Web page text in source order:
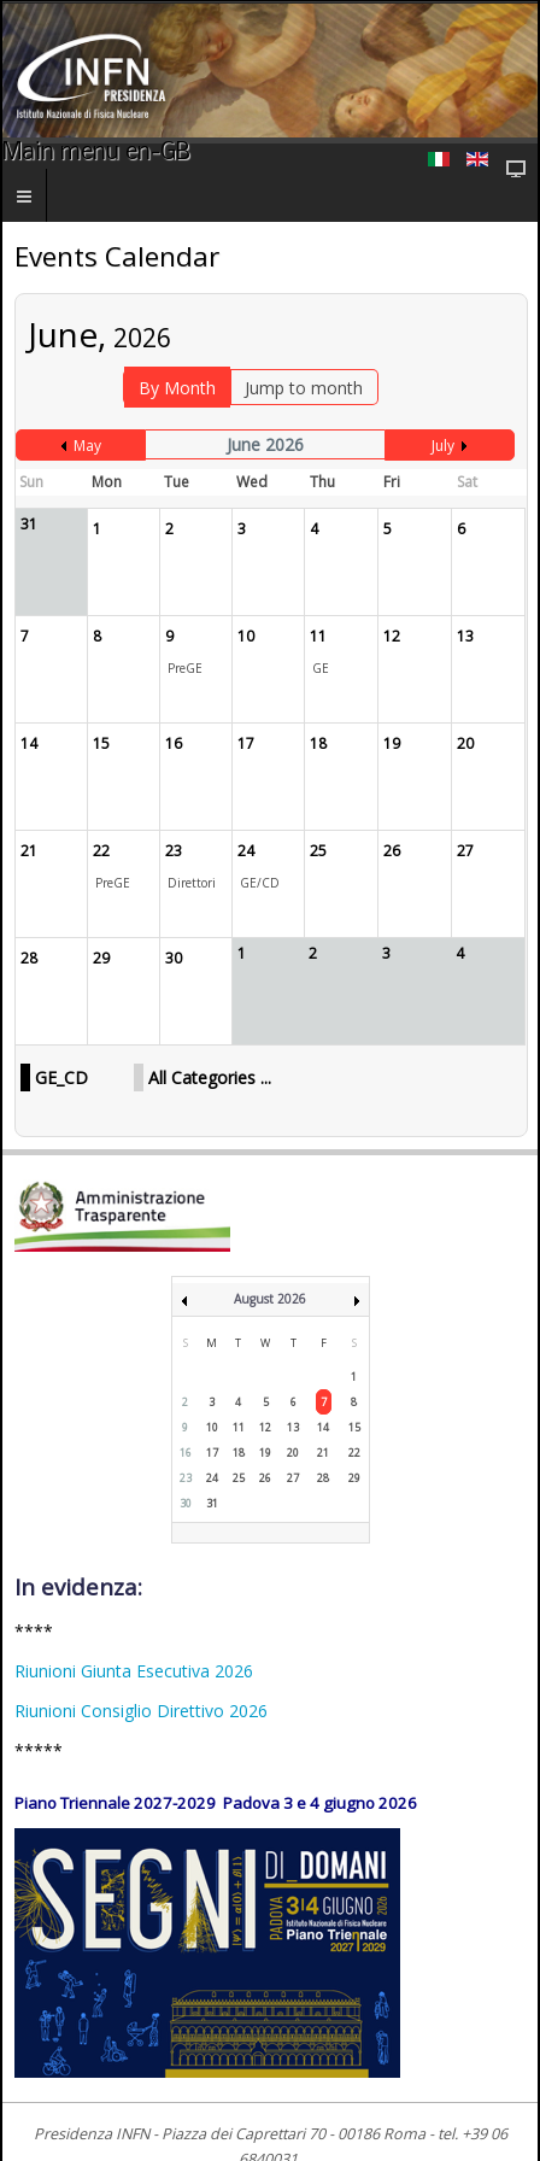
Main menu en-GB
Events Calendar
June, 2026
By Month Jump to month
May June 2026
July
Sun
Mon Tue Wed Thu Fri Sat
31 1 2 3 4 5 6
7 8 9
PreGE
10 11
GE
12 13
14 15 16 17 18 19 20
21 22
PreGE
23
Direttori
24
GE/CD
25 26 27
28 29 30 1 2 3 4
GE_CD All Categories ...
August 2026
S M T W T F S
1
2
3 4 5 6 7
8
9
10 11 12 13 14
15
16
17 18 19 20 21
22
23
24 25 26 27 28
29
30
31
In evidenza:
****
Riunioni Giunta Esecutiva 2026
Riunioni Consiglio Direttivo 2026
*****
Piano Triennale 2027-2029 Padova 3 e 4 giugno 2026
Presidenza INFN - Piazza dei Caprettari 70 - 00186 Roma -tel. +39 06